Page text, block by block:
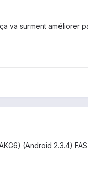
va surment améliorer
(Android 2.3.4)